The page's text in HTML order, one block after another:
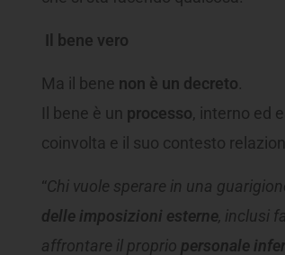
Il bene vero
Ma il bene non è un decreto.
Il bene è un processo, interno ed
coinvolta e il suo contesto
“Chi vuole sperare in una
delle imposizioni esterne, inclusi
affrontare il proprio personale